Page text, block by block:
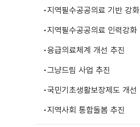
지역필수공공의료 기반 강화
지역필수공공의료 인력강화
응급의료체계 개선 추진
그냥드림 사업 추진
국민기초생활보장제도 개선
지역사회 통합돌봄 추진